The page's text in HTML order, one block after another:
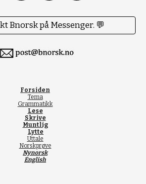
Bnorsk på Messenger. 💬
Forsiden
Tema
Grammatikk
Lese
Skrive
Muntlig
Lytte
Uttale
Norskprøve
Nynorsk
English